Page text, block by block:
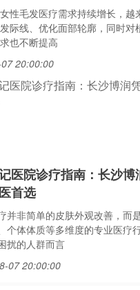
性毛发医疗需求持续增长，越
际线、优化面部轮廓，同时对
也不断提高
20:00:00
医院诊疗指南：长沙
首选
并非简单的皮肤外观改善，而
个体体质等多维度的专业医疗
扰的人群而言
07 20:00:00